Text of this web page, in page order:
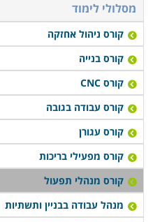
מסלולי לימוד
קורס ניהול אחזקה
קורס בנייה
קורס CNC
קורס עבודה בגובה
קורס עגורן
קורס מפעילי בריכות
קורס מנהלי תפעול
מנהל עבודה בבניין ותשתיות